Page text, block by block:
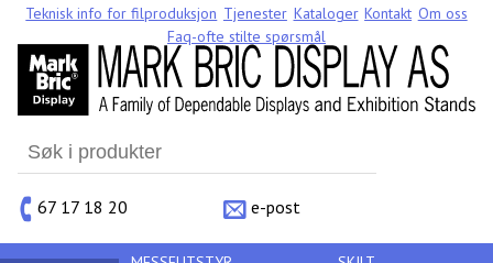
Search
for:
67 17 18 20
e-post
Teknisk info for filproduksjon Tjenester Kataloger Kontakt Om oss
Faq-ofte stilte spørsmål